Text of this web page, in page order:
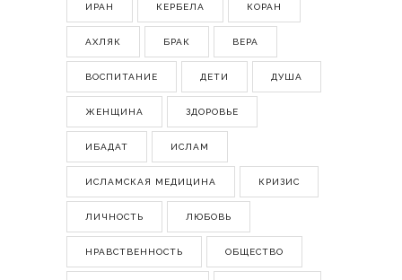
ИРАН КЕРБЕЛА КОРАН
АХЛЯК БРАК ВЕРА
ВОСПИТАНИЕ ДЕТИ ДУША
ЖЕНЩИНА ЗДОРОВЬЕ
ИБАДАТ ИСЛАМ
ИСЛАМСКАЯ МЕДИЦИНА КРИЗИС
ЛИЧНОСТЬ ЛЮБОВЬ
НРАВСТВЕННОСТЬ ОБЩЕСТВО